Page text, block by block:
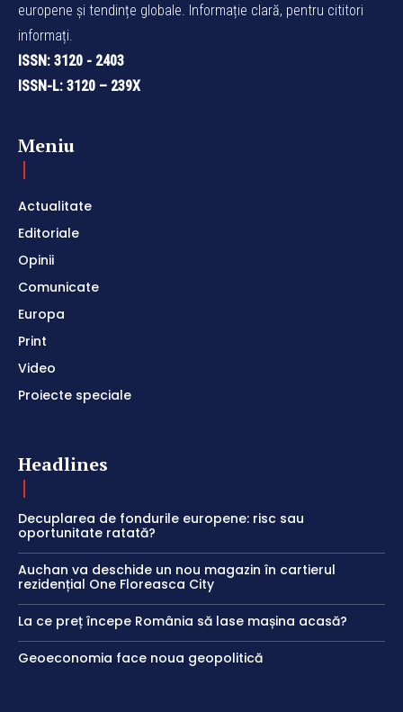
europene și tendințe globale. Informație clară, pentru cititori
informați.
ISSN: 3120 - 2403
ISSN-L: 3120 – 239X
Meniu
Actualitate
Editoriale
Opinii
Comunicate
Europa
Print
Video
Proiecte speciale
Headlines
Decuplarea de fondurile europene: risc sau
oportunitate ratată?
Auchan va deschide un nou magazin în cartierul
rezidențial One Floreasca City
La ce preț începe România să lase mașina acasă?
Geoeconomia face noua geopolitică